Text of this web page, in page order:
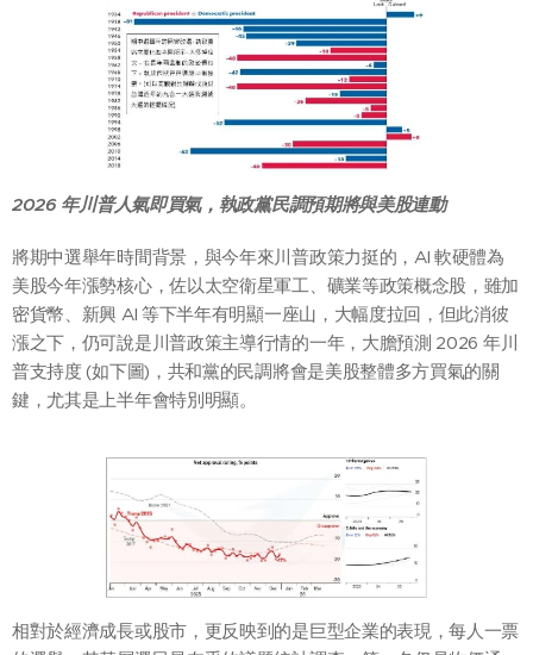
2026年川普人氣即買氣，執政黨民調預期將與美股連動
將期中選舉年時間背景，與今年來川普政策力挺的，AI 軟硬體為
美股今年漲勢核心，佐以太空衛星軍工、礦業等政策概念股，雖加
密貨幣、新興 AI 等下半年有明顯一座山，大幅度拉回，但此消彼
漲之下，仍可說是川普政策主導行情的一年，大膽預測 2026 年川
普支持度 (如下圖)，共和黨的民調將會是美股整體多方買氣的關
鍵，尤其是上半年會特別明顯。
相對於經濟成長或股市，更反映到的是巨型企業的表現，每人一票